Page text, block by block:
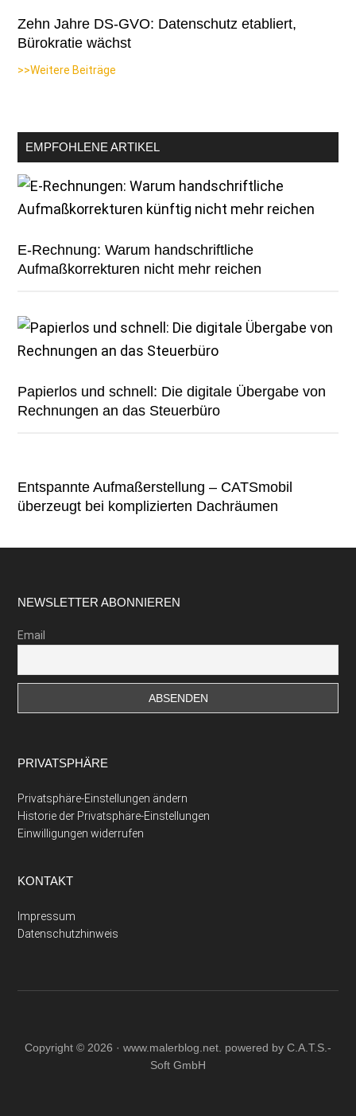
Zehn Jahre DS-GVO: Datenschutz etabliert,
Bürokratie wächst
>>Weitere Beiträge
EMPFOHLENE ARTIKEL
E-Rechnung: Warum handschriftliche
Aufmaßkorrekturen nicht mehr reichen
Papierlos und schnell: Die digitale Übergabe von
Rechnungen an das Steuerbüro
Entspannte Aufmaßerstellung – CATSmobil
überzeugt bei komplizierten Dachräumen
Footer
NEWSLETTER ABONNIEREN
Email
PRIVATSPHÄRE
Privatsphäre-Einstellungen ändern
Historie der Privatsphäre-Einstellungen
Einwilligungen widerrufen
KONTAKT
Impressum
Datenschutzhinweis
Copyright © 2026 · www.malerblog.net . powered by C.A.T.S.-
Soft GmbH